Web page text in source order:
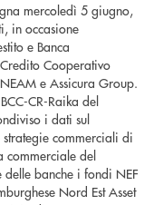
mercoledì 5 giugno,
in occasione
e Banca
Cooperativo
e Assicura Group.
CR-Raika del
i dati sul
commerciali di
commerciale del
banche i fondi NEF
Nord Est Asset